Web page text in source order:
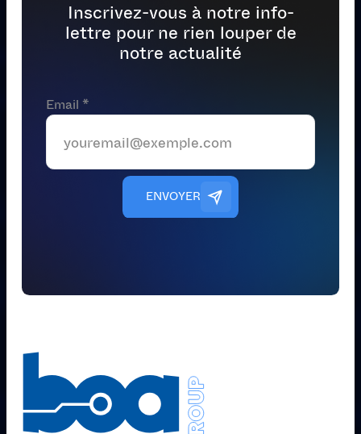
Inscrivez-vous à notre info-
lettre pour ne rien louper de
notre actualité
Email *
ENVOYER